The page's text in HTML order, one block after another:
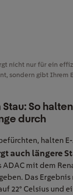
nicht nur für ein
sondern gibt Ihrem
So
durch
halten
auch längere
mit dem
Das
22° Celsius und